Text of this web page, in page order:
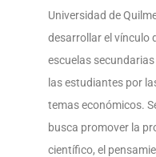
Universidad de
desarrollar el vínculo
escuelas
las estudiantes por
temas económicos.
busca promover la
científico, el